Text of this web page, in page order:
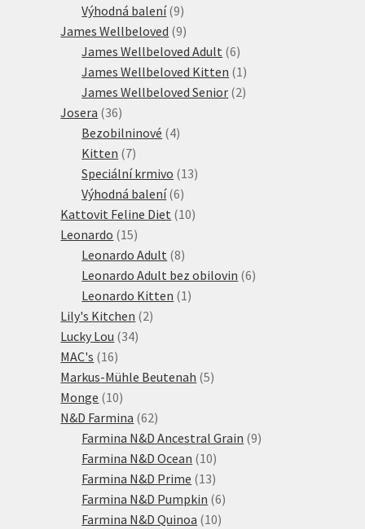
produktů
Výhodná balení 99
produktů
James Wellbeloved 99
produktů
James Wellbeloved Adult 66
produktů
James Wellbeloved Kitten 1 1
produkt
James Wellbeloved Senior 22
Josera 3636
produktů
Bezobilninové 44
Kitten 77
produktů
Speciální krmivo 1313
Výhodná balení 66
produktů
Kattovit Feline Diet 1010
Leonardo 1515
produktů
Leonardo Adult 88
produktů
Leonardo Adult bez obilovin 66
Leonardo Kitten 1 1
Lily's Kitchen 22
Lucky Lou 3434
MAC's 1616
produktů
Markus-Mühle Beutenah 55
Monge 1010
produktů
N&D Farmina 6262
produktů
Farmina N&D Ancestral Grain 99
Farmina N&D Ocean 1010
produktů
Farmina N&D Prime 1313
produktů
Farmina N&D Pumpkin 66
Farmina N&D Quinoa 1010